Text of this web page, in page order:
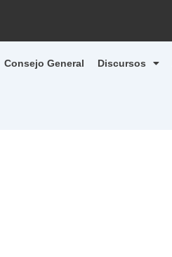
Consejo General Discursos